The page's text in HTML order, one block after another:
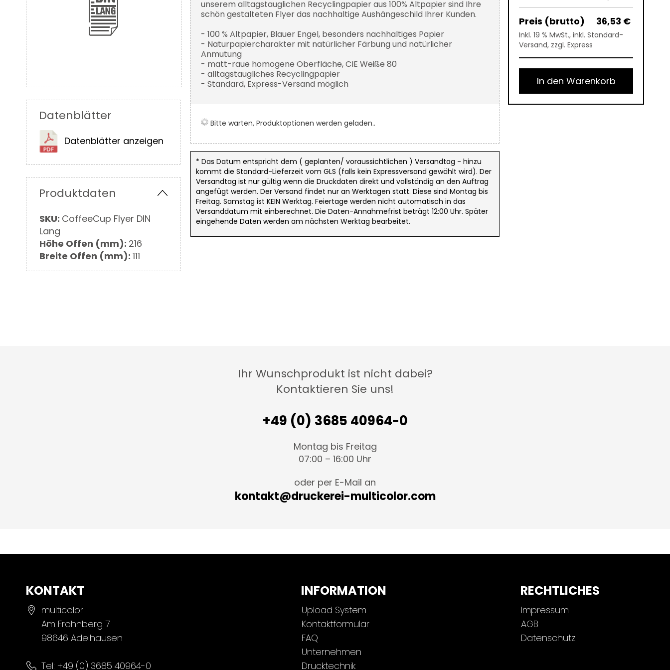
Anfang
der
Bildergalerie
springen
Datenblätter
Datenblätter anzeigen
Produktdaten
Mehr
Informationen
SKU: CoffeeCup Flyer DIN
Lang
Höhe Offen (mm): 216
Breite Offen (mm): 111
36,53 €
Inkl. 19 % MwSt., inkl. Standard-
Versand, zzgl. Express
In den Warenkorb
unserem alltagstauglichen Recyclingpapier aus 100% Altpapier sind Ihre
schön gestalteten Flyer das nachhaltige Aushängeschild Ihrer Kunden.
- 100 % Altpapier, Blauer Engel, besonders nachhaltiges Papier
- Naturpapiercharakter mit natürlicher Färbung und natürlicher
Anmutung
- matt-raue homogene Oberfläche, CIE Weiße 80
- alltagstaugliches Recyclingpapier
- Standard, Express-Versand möglich
Bitte warten, Produktoptionen werden geladen..
* Das Datum entspricht dem ( geplanten/ voraussichtlichen ) Versandtag - hinzu
kommt die Standard-Lieferzeit vom GLS (falls kein Expressversand gewählt wird). Der
Versandtag ist nur gültig wenn die Druckdaten direkt und vollständig an den Auftrag
angefügt werden. Der Versand findet nur an Werktagen statt. Diese sind Montag bis
Freitag. Samstag ist KEIN Werktag. Feiertage werden nicht automatisch in das
Versanddatum mit einberechnet. Die Daten-Annahmefrist beträgt 12:00 Uhr. Später
eingehende Daten werden am nächsten Werktag bearbeitet.
Ihr Wunschprodukt ist nicht dabei?
Kontaktieren Sie uns!
+49 (0) 3685 40964-0
Montag bis Freitag
07:00 – 16:00 Uhr
oder per E-Mail an
kontakt@druckerei-multicolor.com
KONTAKT
multicolor
Am Frohnberg 7
98646 Adelhausen
Tel: +49 (0) 3685 40964-0
INFORMATION
Upload System
Kontaktformular
FAQ
Unternehmen
Drucktechnik
RECHTLICHES
Impressum
AGB
Datenschutz